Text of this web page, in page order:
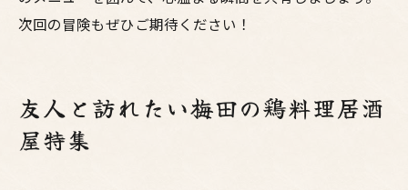
次回の冒険もぜひご期待ください！
友人と訪れたい梅田の鶏料理居酒
屋特集